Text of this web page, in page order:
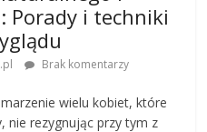
Porady i techniki
Brak komentarzy
wielu kobiet, które
nie rezygnując przy tym z